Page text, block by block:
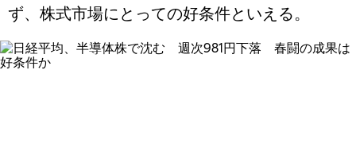
ず、株式市場にとっての好条件といえる。